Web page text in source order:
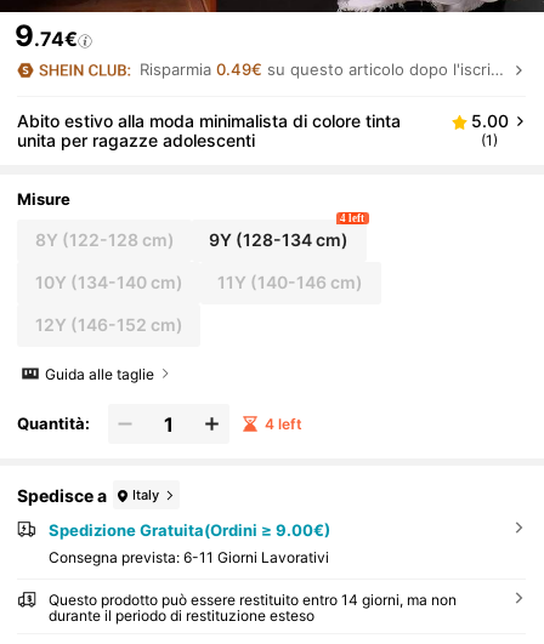
9.74€
Risparmia 0.49€ su questo articolo dopo l'iscrizione.
Abito estivo alla moda minimalista di colore tinta
unita per ragazze adolescenti
5.00
(1)
Misure
8Y (122-128 cm) 9Y (128-134 cm)
4 left
10Y (134-140 cm) 11Y (140-146 cm)
12Y (146-152 cm)
Guida alle taglie
Quantità: 4 left
Spedisce a Italy
Spedizione Gratuita(Ordini ≥ 9.00€)
Consegna prevista: 6-11 Giorni Lavorativi
Questo prodotto può essere restituito entro 14 giorni, ma non
durante il periodo di restituzione esteso